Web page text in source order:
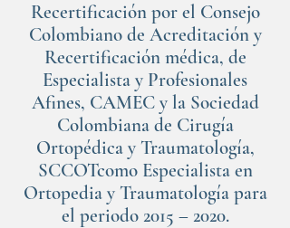
Recertificación por el Consejo
Colombiano de Acreditación y
Recertificación médica, de
Especialista y Profesionales
Afines, CAMEC y la Sociedad
Colombiana de Cirugía
Ortopédica y Traumatología,
SCCOTcomo Especialista en
Ortopedia y Traumatología para
el periodo 2015 – 2020.